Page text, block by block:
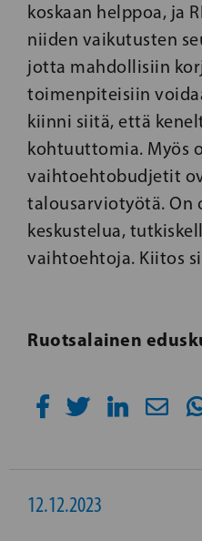
koskaan helppoa, ja
niiden vaikutusten
jotta mahdollisiin
toimenpiteisiin
kiinni siitä, että
kohtuuttomia. Myös
vaihtoehtobudjetit
talousarviotyötä. On
keskustelua,
vaihtoehtoja. Kiitos
Ruotsalainen
12.12.2023